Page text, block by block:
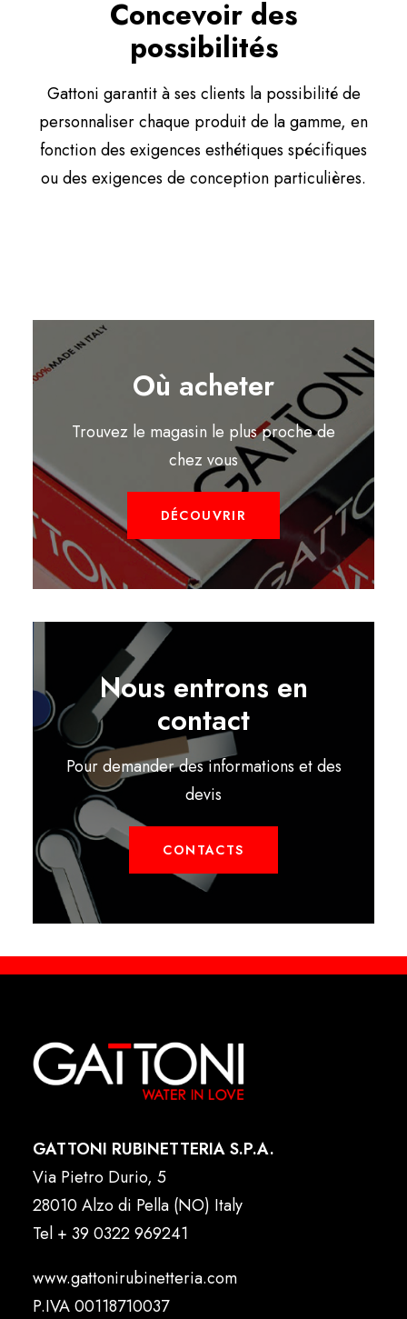
Concevoir des
possibilités
Gattoni garantit à ses clients la possibilité de
personnaliser chaque produit de la gamme, en
fonction des exigences esthétiques spécifiques
ou des exigences de conception particulières.
Où acheter
Trouvez le magasin le plus proche de
chez vous
DÉCOUVRIR
Nous entrons en
contact
Pour demander des informations et des
devis
CONTACTS
GATTONI RUBINETTERIA S.P.A.
Via Pietro Durio, 5
28010 Alzo di Pella (NO) Italy
Tel + 39 0322 969241
www.gattonirubinetteria.com
P.IVA 00118710037